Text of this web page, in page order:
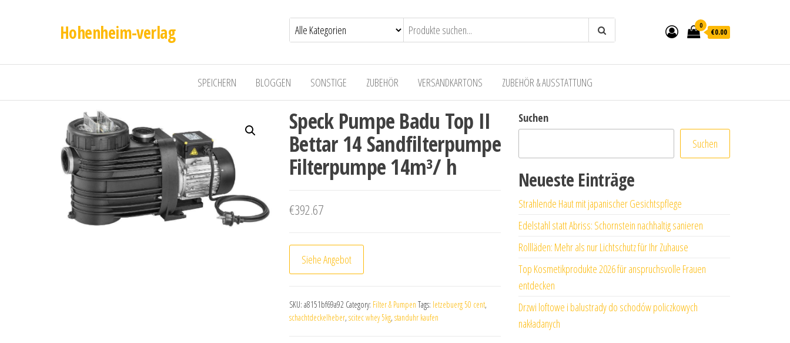
Hohenheim-verlag 0
€0.00
SPEICHERN BLOGGEN SONSTIGE ZUBEHÖR VERSANDKARTONS ZUBEHÖR & AUSSTATTUNG
Speck Pumpe Badu Top II
Bettar 14 Sandfilterpumpe
Filterpumpe 14m³/ h
€392.67
Siehe Angebot
SKU: a8151bf69a92 Category: Filter & Pumpen Tags: letzebuerg 50 cent,
schachtdeckelheber, scitec whey 5kg, standuhr kaufen
Suchen
Suchen
Neueste Einträge
Strahlende Haut mit japanischer Gesichtspflege
Edelstahl statt Abriss: Schornstein nachhaltig sanieren
Rollläden: Mehr als nur Lichtschutz für Ihr Zuhause
Top Kosmetikprodukte 2026 für anspruchsvolle Frauen
entdecken
Drzwi loftowe i balustrady do schodów policzkowych
nakładanych